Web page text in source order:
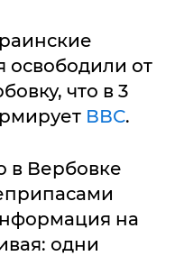
освободили от
что в 3
ВВС.
в Вербовке
на
одни